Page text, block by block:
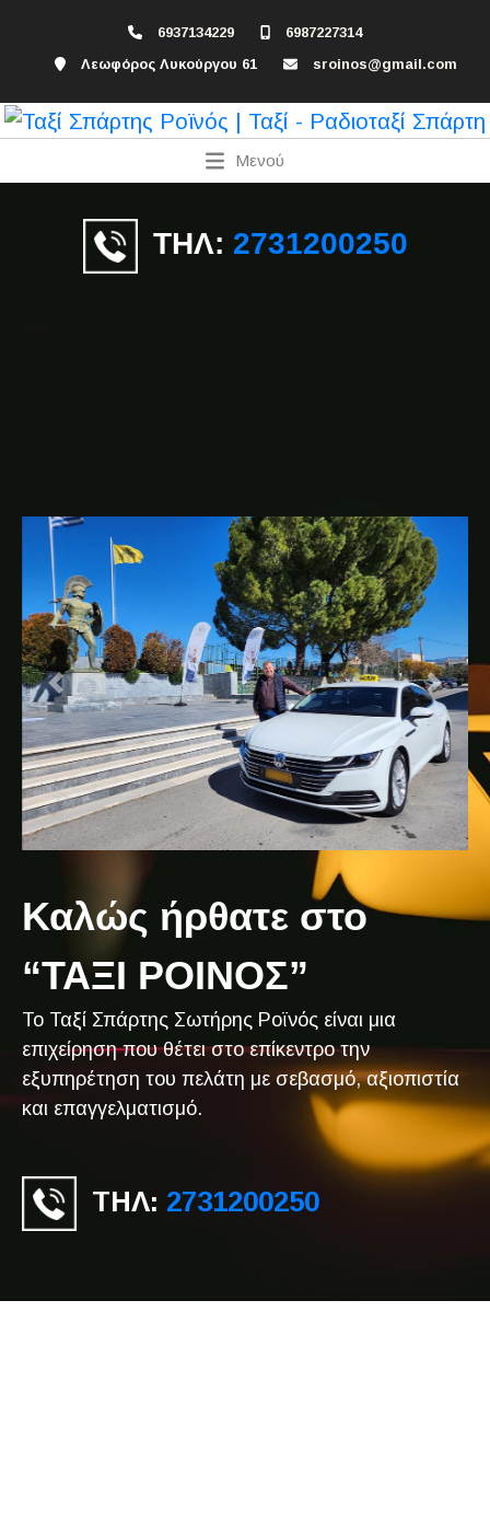
6937134229
6987227314
Λεωφόρος Λυκούργου 61
sroinos@gmail.com
Μενού
ΤΗΛ: 2731200250
Καλώς ήρθατε στο
“ΤΑΞΙ ΡΟΙΝΟΣ”
Το Ταξί Σπάρτης Σωτήρης Ροϊνός είναι μια
επιχείρηση που θέτει στο επίκεντρο την
εξυπηρέτηση του πελάτη με σεβασμό, αξιοπιστία
και επαγγελματισμό.
ΤΗΛ: 2731200250